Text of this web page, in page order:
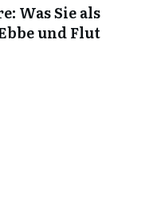
Was Sie als
und Flut